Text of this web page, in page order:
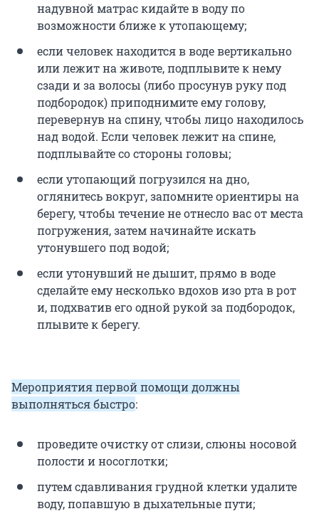
надувной матрас кидайте в воду по
возможности ближе к утопающему;
если человек находится в воде вертикально
или лежит на животе, подплывите к нему
сзади и за волосы (либо просунув руку под
подбородок) приподнимите ему голову,
перевернув на спину, чтобы лицо находилось
над водой. Если человек лежит на спине,
подплывайте со стороны головы;
если утопающий погрузился на дно,
оглянитесь вокруг, запомните ориентиры на
берегу, чтобы течение не отнесло вас от места
погружения, затем начинайте искать
утонувшего под водой;
если утонувший не дышит, прямо в воде
сделайте ему несколько вдохов изо рта в рот
и, подхватив его одной рукой за подбородок,
плывите к берегу.
Мероприятия первой помощи должны
выполняться быстро:
проведите очистку от слизи, слюны носовой
полости и носоглотки;
путем сдавливания грудной клетки удалите
воду, попавшую в дыхательные пути;